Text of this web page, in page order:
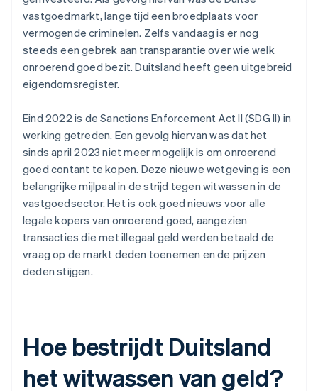
vastgoedmarkt, lange tijd een broedplaats voor
vermogende criminelen. Zelfs vandaag is er nog
steeds een gebrek aan transparantie over wie welk
onroerend goed bezit. Duitsland heeft geen uitgebreid
eigendomsregister.
Eind 2022 is de Sanctions Enforcement Act II (SDG II) in
werking getreden. Een gevolg hiervan was dat het
sinds april 2023 niet meer mogelijk is om onroerend
goed contant te kopen. Deze nieuwe wetgeving is een
belangrijke mijlpaal in de strijd tegen witwassen in de
vastgoedsector. Het is ook goed nieuws voor alle
legale kopers van onroerend goed, aangezien
transacties die met illegaal geld werden betaald de
vraag op de markt deden toenemen en de prijzen
deden stijgen.
Hoe bestrijdt Duitsland
het witwassen van geld?